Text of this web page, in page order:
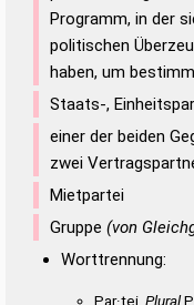
Programm, in der
politischen
haben, um
Staats-,
einer der beiden
zwei
Mietpartei
Gruppe (von
Worttrennung:
Par·tei, Plural